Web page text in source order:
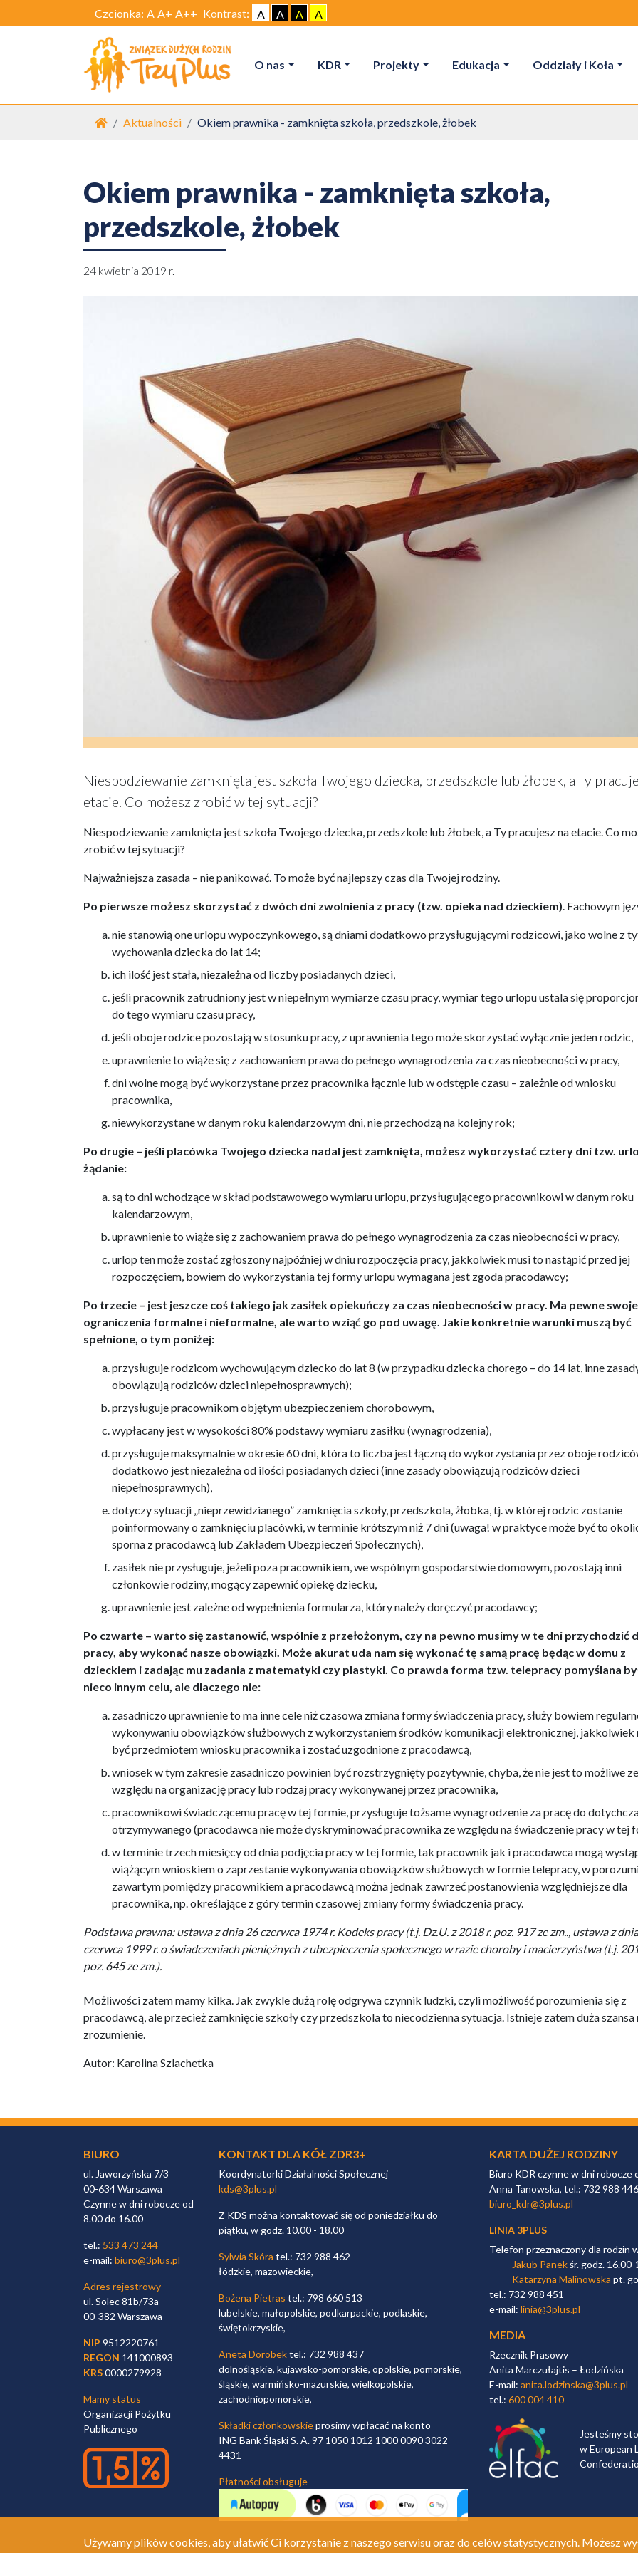
Czcionka: A A+ A++ Kontrast: A A A A
O nas KDR Projekty Edukacja Oddziały i Koła
Strona główna
Aktualności Okiem prawnika - zamknięta szkoła, przedszkole, żłobek
Okiem prawnika - zamknięta szkoła,
przedszkole, żłobek
24 kwietnia 2019 r.
Niespodziewanie zamknięta jest szkoła Twojego dziecka, przedszkole lub żłobek, a Ty
etacie. Co możesz zrobić w tej sytuacji?
Niespodziewanie zamknięta jest szkoła Twojego dziecka, przedszkole lub żłobek, a Ty pracujesz na etacie. Co
zrobić w tej sytuacji?
Najważniejsza zasada – nie panikować. To może być najlepszy czas dla Twojej rodziny.
Po pierwsze możesz skorzystać z dwóch dni zwolnienia z pracy (tzw. opieka nad dzieckiem). Fachowym
nie stanowią one urlopu wypoczynkowego, są dniami dodatkowo przysługującymi rodzicowi, jako wolne z
wychowania dziecka do lat 14;
ich ilość jest stała, niezależna od liczby posiadanych dzieci,
jeśli pracownik zatrudniony jest w niepełnym wymiarze czasu pracy, wymiar tego urlopu ustala się
do tego wymiaru czasu pracy,
jeśli oboje rodzice pozostają w stosunku pracy, z uprawnienia tego może skorzystać wyłącznie jeden rodzic,
uprawnienie to wiąże się z zachowaniem prawa do pełnego wynagrodzenia za czas nieobecności w pracy,
dni wolne mogą być wykorzystane przez pracownika łącznie lub w odstępie czasu – zależnie od wniosku
pracownika,
niewykorzystane w danym roku kalendarzowym dni, nie przechodzą na kolejny rok;
Po drugie – jeśli placówka Twojego dziecka nadal jest zamknięta, możesz wykorzystać cztery dni tzw.
żądanie:
są to dni wchodzące w skład podstawowego wymiaru urlopu, przysługującego pracownikowi w danym roku
kalendarzowym,
uprawnienie to wiąże się z zachowaniem prawa do pełnego wynagrodzenia za czas nieobecności w pracy,
urlop ten może zostać zgłoszony najpóźniej w dniu rozpoczęcia pracy, jakkolwiek musi to nastąpić przed jej
rozpoczęciem, bowiem do wykorzystania tej formy urlopu wymagana jest zgoda pracodawcy;
Po trzecie – jest jeszcze coś takiego jak zasiłek opiekuńczy za czas nieobecności w pracy. Ma pewne swoje
ograniczenia formalne i nieformalne, ale warto wziąć go pod uwagę. Jakie konkretnie warunki muszą być
spełnione, o tym poniżej:
przysługuje rodzicom wychowującym dziecko do lat 8 (w przypadku dziecka chorego – do 14 lat, inne
obowiązują rodziców dzieci niepełnosprawnych);
przysługuje pracownikom objętym ubezpieczeniem chorobowym,
wypłacany jest w wysokości 80% podstawy wymiaru zasiłku (wynagrodzenia),
przysługuje maksymalnie w okresie 60 dni, która to liczba jest łączną do wykorzystania przez oboje
dodatkowo jest niezależna od ilości posiadanych dzieci (inne zasady obowiązują rodziców dzieci
niepełnosprawnych),
dotyczy sytuacji „nieprzewidzianego” zamknięcia szkoły, przedszkola, żłobka, tj. w której rodzic zostanie
poinformowany o zamknięciu placówki, w terminie krótszym niż 7 dni (uwaga! w praktyce może być to
sporna z pracodawcą lub Zakładem Ubezpieczeń Społecznych),
zasiłek nie przysługuje, jeżeli poza pracownikiem, we wspólnym gospodarstwie domowym, pozostają inni
członkowie rodziny, mogący zapewnić opiekę dziecku,
uprawnienie jest zależne od wypełnienia formularza, który należy doręczyć pracodawcy;
Po czwarte – warto się zastanowić, wspólnie z przełożonym, czy na pewno musimy w te dni przychodzić
pracy, aby wykonać nasze obowiązki. Może akurat uda nam się wykonać tę samą pracę będąc w domu z
dzieckiem i zadając mu zadania z matematyki czy plastyki. Co prawda forma tzw. telepracy pomyślana
nieco innym celu, ale dlaczego nie:
zasadniczo uprawnienie to ma inne cele niż czasowa zmiana formy świadczenia pracy, służy bowiem
wykonywaniu obowiązków służbowych z wykorzystaniem środków komunikacji elektronicznej, jakkolwiek
być przedmiotem wniosku pracownika i zostać uzgodnione z pracodawcą,
wniosek w tym zakresie zasadniczo powinien być rozstrzygnięty pozytywnie, chyba, że nie jest to możliwe ze
względu na organizację pracy lub rodzaj pracy wykonywanej przez pracownika,
pracownikowi świadczącemu pracę w tej formie, przysługuje tożsame wynagrodzenie za pracę do
otrzymywanego (pracodawca nie może dyskryminować pracownika ze względu na świadczenie pracy w tej
w terminie trzech miesięcy od dnia podjęcia pracy w tej formie, tak pracownik jak i pracodawca mogą
wiążącym wnioskiem o zaprzestanie wykonywania obowiązków służbowych w formie telepracy, w
zawartym pomiędzy pracownikiem a pracodawcą można jednak zawrzeć postanowienia względniejsze dla
pracownika, np. określające z góry termin czasowej zmiany formy świadczenia pracy.
Podstawa prawna: ustawa z dnia 26 czerwca 1974 r. Kodeks pracy (t.j. Dz.U. z 2018 r. poz. 917 ze zm.., ustawa z
czerwca 1999 r. o świadczeniach pieniężnych z ubezpieczenia społecznego w razie choroby i macierzyństwa (t.j.
poz. 645 ze zm.).
Możliwości zatem mamy kilka. Jak zwykle dużą rolę odgrywa czynnik ludzki, czyli możliwość porozumienia się z
pracodawcą, ale przecież zamknięcie szkoły czy przedszkola to niecodzienna sytuacja. Istnieje zatem duża szansa
zrozumienie.
Autor: Karolina Szlachetka
BIURO
ul. Jaworzyńska 7/3
00-634 Warszawa
Czynne w dni robocze od
8.00 do 16.00
tel.: 533 473 244
e-mail: biuro@3plus.pl
Adres rejestrowy
ul. Solec 81b/73a
00-382 Warszawa
NIP 9512220761
REGON 141000893
KRS0000279928
Mamy status
Organizacji Pożytku
Publicznego
KONTAKT DLA KÓŁ ZDR3+
Koordynatorki Działalności Społecznej
kds@3plus.pl
Z KDS można kontaktować się od poniedziałku do
piątku, w godz. 10.00 - 18.00
Sylwia Skóra tel.: 732 988 462
łódzkie, mazowieckie,
Bożena Pietras tel.: 798 660 513
lubelskie, małopolskie, podkarpackie, podlaskie,
świętokrzyskie,
Aneta Dorobektel.: 732 988 437
dolnośląskie, kujawsko-pomorskie, opolskie, pomorskie,
śląskie, warmińsko-mazurskie, wielkopolskie,
zachodniopomorskie,
Składki członkowskieprosimy wpłacać na konto
ING Bank Śląski S. A. 97 1050 1012 1000 0090 3022
4431
Płatności obsługuje
KARTA DUŻEJ RODZINY
Biuro KDR czynne w dni robocze
Anna Tanowska, tel.: 732 988 446
biuro_kdr@3plus.pl
LINIA 3PLUS
Telefon przeznaczony dla rodzin
Jakub Panekśr. godz. 16.00-
Katarzyna Malinowska pt.
tel.: 732 988 451
e-mail: linia@3plus.pl
MEDIA
Rzecznik Prasowy
Anita Marczułajtis – Łodzińska
E-mail: anita.lodzinska@3plus.pl
tel.: 600 004 410
Jesteśmy
w European
Używamy plików cookies, aby ułatwić Ci korzystanie z naszego serwisu oraz do celów statystycznych. Możesz